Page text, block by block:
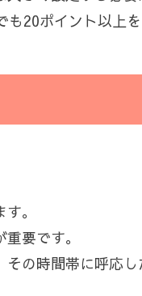
20ポイント以上を
。
要です。
の時間帯に呼応